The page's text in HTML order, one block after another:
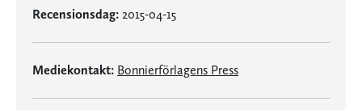
Recensionsdag: 2015-04-15
Mediekontakt: Bonnierförlagens Press